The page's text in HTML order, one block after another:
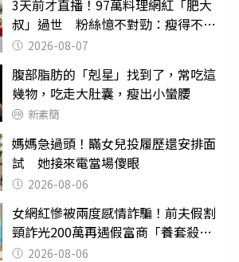
3天前才直播！97萬料理網紅「肥大
叔」過世 粉絲憶不對勁：瘦得不合
理 2026-08-07
腹部脂肪的「剋星」找到了，常吃這
幾物，吃走大肚囊，瘦出小蠻腰
新素簡
媽媽急過頭！瞞女兒投履歷還安排面
試 她接來電當場傻眼
2026-08-06
女網紅慘被兩度感情詐騙！前夫假割
頸詐光200萬再遇假富商「養套殺
2000萬」
2026-08-06